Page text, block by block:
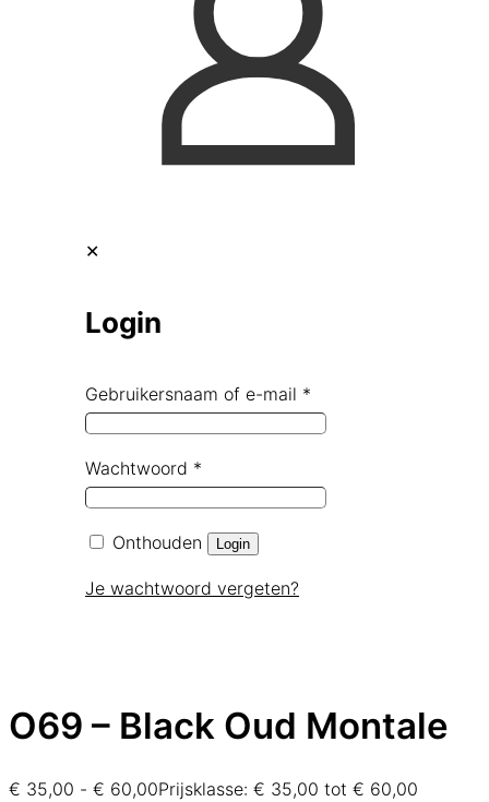
✕
Login
Gebruikersnaam of e-mail *
Wachtwoord *
Onthouden Login
Je wachtwoord vergeten?
O69 – Black Oud Montale
€ 35,00 - € 60,00Prijsklasse: € 35,00 tot € 60,00